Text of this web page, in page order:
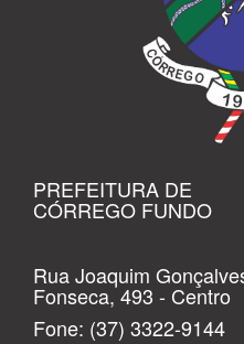
PREFEITURA DE
CÓRREGO FUNDO
Rua Joaquim
Fonseca, 493 - Centro
Fone: (37) 3322-9144